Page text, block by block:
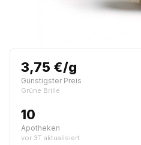
3,75 €/g
Günstigster Preis
Grüne Brille
10
Apotheken
vor 3T aktualisiert